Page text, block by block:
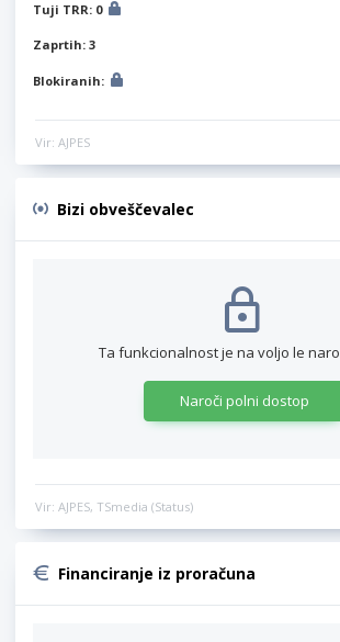
Tuji TRR: 0
Zaprtih: 3
Blokiranih:
Vir: AJPES
Bizi obveščevalec
Ta funkcionalnost je na voljo le
Naroči polni dostop
Vir: AJPES, TSmedia (Status)
Financiranje iz proračuna